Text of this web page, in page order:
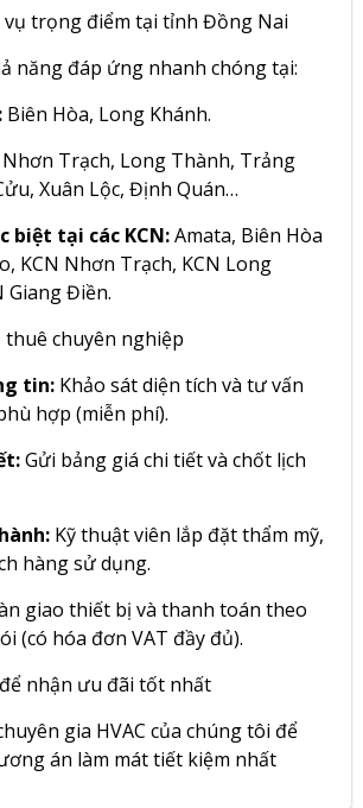
vụ trọng điểm tại tỉnh Đồng Nai
năng đáp ứng nhanh chóng tại:
Biên Hòa, Long Khánh.
Nhơn Trạch, Long Thành, Trảng
Xuân Lộc, Định Quán…
biệt tại các KCN:Amata, Biên Hòa
KCN Nhơn Trạch, KCN Long
Giang Điền.
thuê chuyên nghiệp
tin: Khảo sát diện tích và tư vấn
hợp (miễn phí).
Gửi bảng giá chi tiết và chốt lịch
Kỹ thuật viên lắp đặt thẩm mỹ,
hàng sử dụng.
giao thiết bị và thanh toán theo
(có hóa đơn VAT đầy đủ).
nhận ưu đãi tốt nhất
gia HVAC của chúng tôi để
án làm mát tiết kiệm nhất